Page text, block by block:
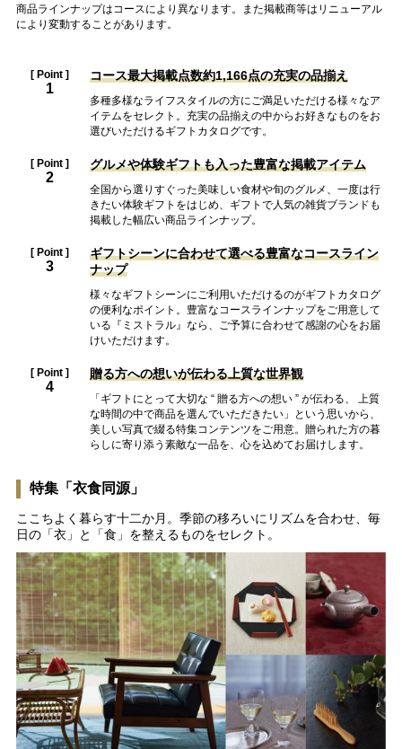
商品ラインナップはコースにより異なります。また掲載商等はリニューアル
により変動することがあります。
[ Point ]
1
コース最大掲載点数約1,166点の充実の品揃え
多種多様なライフスタイルの方にご満足いただける様々なア
イテムをセレクト。充実の品揃えの中からお好きなものをお
選びいただけるギフトカタログです。
[ Point ]
2
グルメや体験ギフトも入った豊富な掲載アイテム
全国から選りすぐった美味しい食材や旬のグルメ、一度は行
きたい体験ギフトをはじめ、ギフトで人気の雑貨ブランドも
掲載した幅広い商品ラインナップ。
[ Point ]
3
ギフトシーンに合わせて選べる豊富なコースライン
ナップ
様々なギフトシーンにご利用いただけるのがギフトカタログ
の便利なポイント。豊富なコースラインナップをご用意して
いる『ミストラル』なら、ご予算に合わせて感謝の心をお届
けいただけます。
[ Point ]
4
贈る方への想いが伝わる上質な世界観
「ギフトにとって大切な “ 贈る方への想い ” が伝わる、 上質
な時間の中で商品を選んでいただきたい」という思いから、
美しい写真で綴る特集コンテンツをご用意。贈られた方の暮
らしに寄り添う素敵な一品を、心を込めてお届けします。
特集「衣食同源」
ここちよく暮らす十二か月。季節の移ろいにリズムを合わせ、毎
日の「衣」と「食」を整えるものをセレクト。